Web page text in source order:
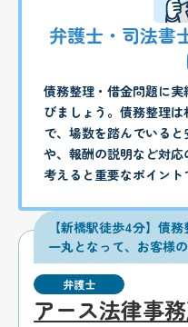
弁護士・司法書
債務整理・借金問題に
びましょう。債務整理
で、場数を踏んでいる
や、報酬の説明など対
考えると重要なポイント
【新橋駅徒歩4分】債
一丸となって、お客様
弁護士
アース法律事